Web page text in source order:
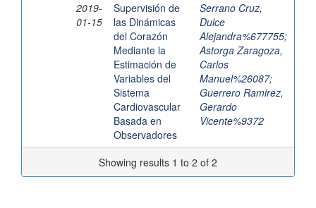
2019-
01-15
Supervisión de
las Dinámicas
del Corazón
Mediante la
Estimación de
Variables del
Sistema
Cardiovascular
Basada en
Observadores
Serrano Cruz,
Dulce
Alejandra%677755;
Astorga Zaragoza,
Carlos
Manuel%26087;
Guerrero Ramirez,
Gerardo
Vicente%9372
Showing results 1 to 2 of 2